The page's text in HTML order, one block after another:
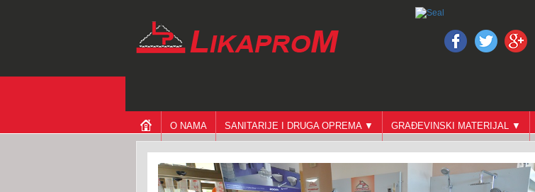
O NAMA SANITARIJE I DRUGA OPREMA ▼ GRAĐEVINSKI MATERIJAL ▼